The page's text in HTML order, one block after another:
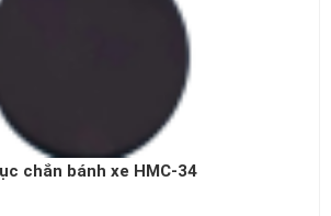
chắn bánh xe HMC-34